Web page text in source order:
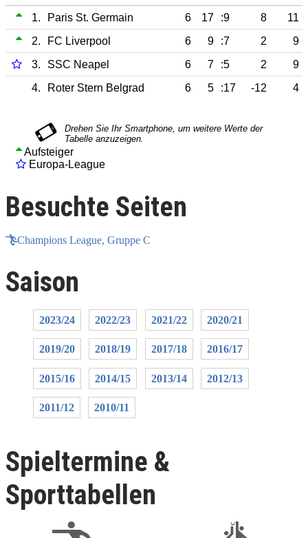
1. Paris St. Germain 6 17 :9 8
11
2.
FC Liverpool 6 9 :7 2
9
3.
SSC Neapel 6 7 :5 2
9
4.
Roter Stern Belgrad 6 5 :17 -12 4
Aufsteiger
Europa-League
Besuchte Seiten
Champions League, Gruppe C
Saison
2023/24 2022/23 2021/22 2020/21
2019/20 2018/19 2017/18 2016/17
2015/16 2014/15 2013/14 2012/13
2011/12 2010/11
Spieltermine &
Sporttabellen